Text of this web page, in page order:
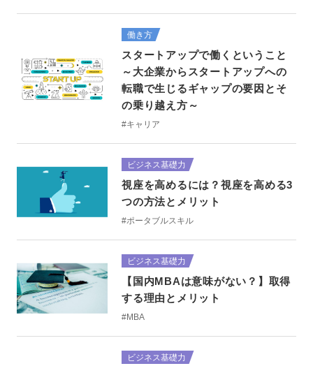
働き方
スタートアップで働くということ
～大企業からスタートアップへの
転職で生じるギャップの要因とそ
の乗り越え方～
#キャリア
ビジネス基礎力
視座を高めるには？視座を高める3
つの方法とメリット
#ポータブルスキル
ビジネス基礎力
【国内MBAは意味がない？】取得
する理由とメリット
#MBA
ビジネス基礎力